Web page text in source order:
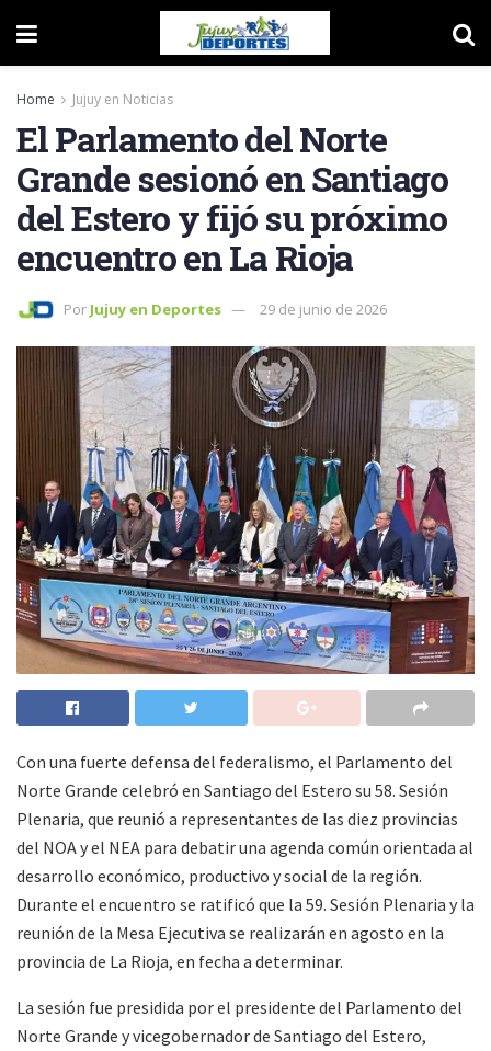
Home Jujuy en Noticias
El Parlamento del Norte
Grande sesionó en Santiago
del Estero y fijó su próximo
encuentro en La Rioja
Por Jujuy en Deportes 29 de junio de 2026
Con una fuerte defensa del federalismo, el Parlamento del
Norte Grande celebró en Santiago del Estero su 58. Sesión
Plenaria, que reunió a representantes de las diez provincias
del NOA y el NEA para debatir una agenda común orientada al
desarrollo económico, productivo y social de la región.
Durante el encuentro se ratificó que la 59. Sesión Plenaria y la
reunión de la Mesa Ejecutiva se realizarán en agosto en la
provincia de La Rioja, en fecha a determinar.
La sesión fue presidida por el presidente del Parlamento del
Norte Grande y vicegobernador de Santiago del Estero,